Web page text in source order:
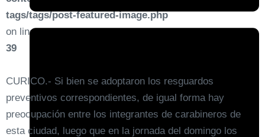
tags/tags/post-featured-image.php
on line
39
CURICO.- Si bien se adoptaron los resguardos
preventivos correspondientes, de igual forma hay
preocupación entre los integrantes de carabineros de
esta ciudad, luego que en la jornada del domingo los